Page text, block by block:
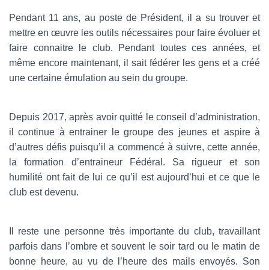
Pendant 11 ans, au poste de Président, il a su trouver et
mettre en œuvre les outils nécessaires pour faire évoluer et
faire connaitre le club. Pendant toutes ces années, et
même encore maintenant, il sait fédérer les gens et a créé
une certaine émulation au sein du groupe.
Depuis 2017, après avoir quitté le conseil d’administration,
il continue à entrainer le groupe des jeunes et aspire à
d’autres défis puisqu’il a commencé à suivre, cette année,
la formation d’entraineur Fédéral. Sa rigueur et son
humilité ont fait de lui ce qu’il est aujourd’hui et ce que le
club est devenu.
Il reste une personne très importante du club, travaillant
parfois dans l’ombre et souvent le soir tard ou le matin de
bonne heure, au vu de l’heure des mails envoyés. Son